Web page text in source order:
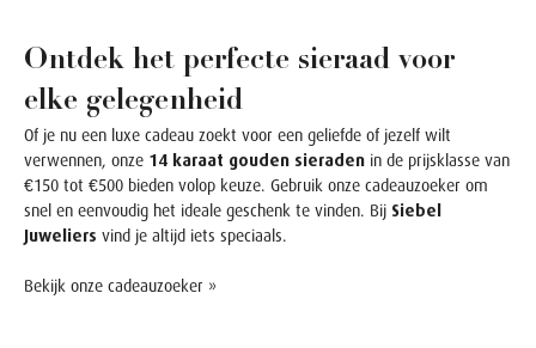
Ontdek het perfecte sieraad voor
elke gelegenheid
Of je nu een luxe cadeau zoekt voor een geliefde of jezelf wilt
verwennen, onze 14 karaat gouden sieraden in de prijsklasse van
€150 tot €500 bieden volop keuze. Gebruik onze cadeauzoeker om
snel en eenvoudig het ideale geschenk te vinden. Bij Siebel
Juweliers vind je altijd iets speciaals.
Bekijk onze cadeauzoeker »